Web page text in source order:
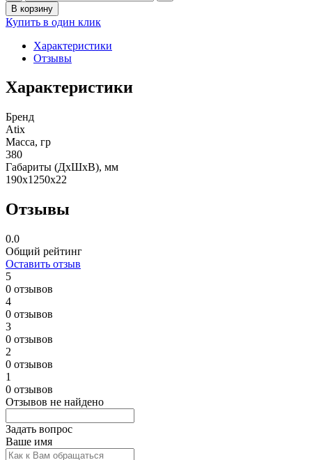
В корзину
Купить в один клик
Характеристики
Отзывы
Характеристики
Бренд
Atix
Масса, гр
380
Габариты (ДxШxВ), мм
190x1250x22
Отзывы
0.0
Общий рейтинг
Оставить отзыв
5
0 отзывов
4
0 отзывов
3
0 отзывов
2
0 отзывов
1
0 отзывов
Отзывов не найдено
Задать вопрос
Ваше имя